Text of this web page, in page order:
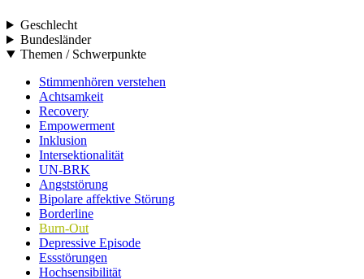
Geschlecht
Bundesländer
Themen / Schwerpunkte
Stimmenhören verstehen
Achtsamkeit
Recovery
Empowerment
Inklusion
Intersektionalität
UN-BRK
Angststörung
Bipolare affektive Störung
Borderline
Burn-Out
Depressive Episode
Essstörungen
Hochsensibilität